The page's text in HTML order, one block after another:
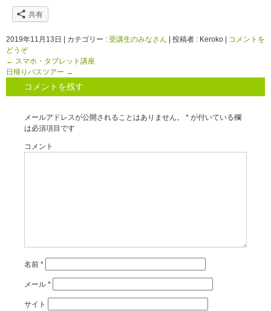
共有
2019年11月13日 | カテゴリー : 受講生のみなさん | 投稿者 : Keroko | コメントを
どうぞ
← スマホ・タブレット講座
日帰りバスツアー →
コメントを残す
メールアドレスが公開されることはありません。 * が付いている欄
は必須項目です
コメント
名前 *
メール *
サイト